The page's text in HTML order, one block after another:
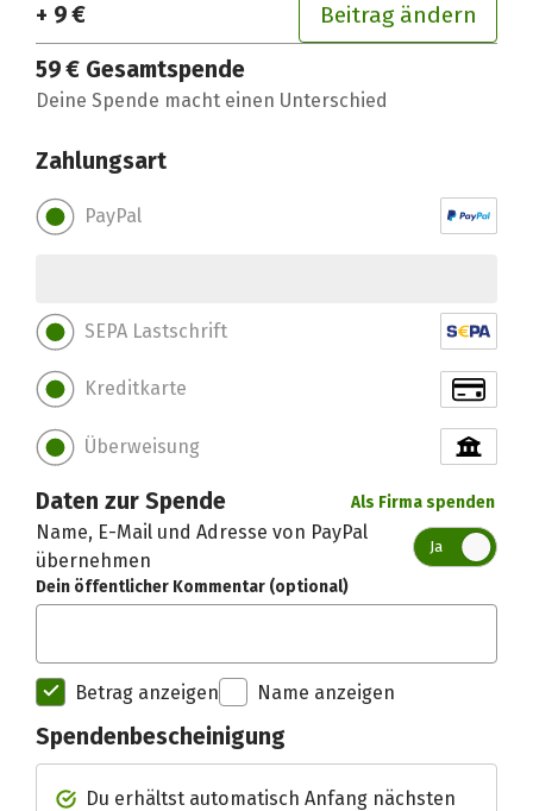
+ 9 € Beitrag ändern
59 € Gesamtspende
Deine Spende macht einen Unterschied
Zahlungsart
PayPal
SEPA Lastschrift
Kreditkarte
Überweisung
Daten zur Spende Als Firma spenden
Name, E-Mail und Adresse von PayPal
übernehmen
Ja
Dein öffentlicher Kommentar (optional)
Betrag anzeigen Name anzeigen
Spendenbescheinigung
Du erhältst automatisch Anfang nächsten
Spendenempfänger